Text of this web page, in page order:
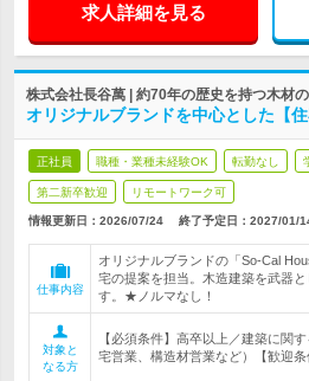
求人詳細を見る
株式会社長谷萬 | 約70年の歴史を持つ木材
オリジナルブランドを中心とした【
正社員 職種・業種未経験OK 転勤なし
第二新卒歓迎 リモートワーク可
情報更新日：2026/07/24 終了予定日： 2027/01/
仕事内容
オリジナルブランドの「So-Cal
宅の提案を担当。木造建築を武器
す。★ノルマなし！
対象と
なる方
【必須条件】高卒以上／建築に関
宅営業、構造材営業など）【歓迎